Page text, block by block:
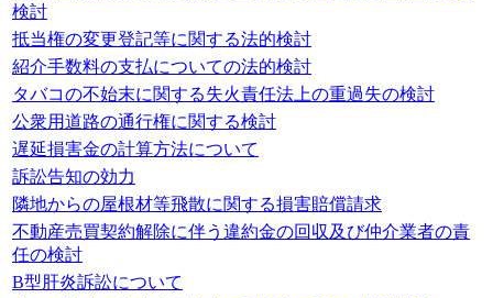
検討
抵当権の変更登記等に関する法的検討
紹介手数料の支払についての法的検討
タバコの不始末に関する失火責任法上の重過失の検討
公衆用道路の通行権に関する検討
遅延損害金の計算方法について
訴訟告知の効力
隣地からの屋根材等飛散に関する損害賠償請求
不動産売買契約解除に伴う違約金の回収及び仲介業者の責
任の検討
B型肝炎訴訟について